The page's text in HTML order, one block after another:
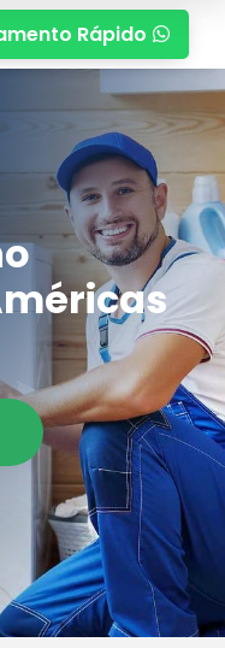
Rápido 